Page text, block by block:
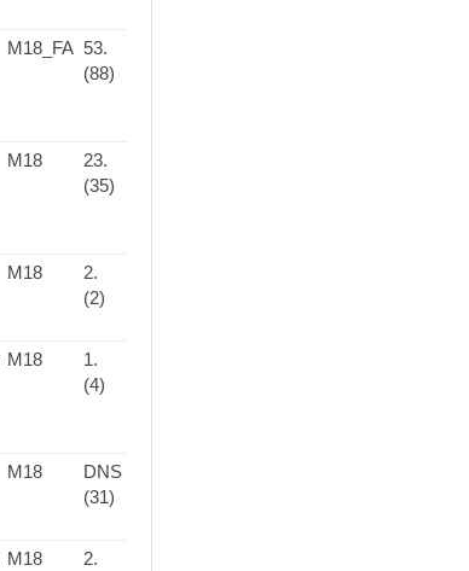
M18_FA 53.
(88)
M18
23.
(35)
M18
2.
(2)
M18
1.
(4)
M18
DNS
(31)
M18
2.